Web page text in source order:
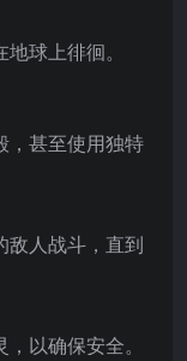
球上徘徊。
，甚至使用独特
敌人战斗，直到
以确保安全。